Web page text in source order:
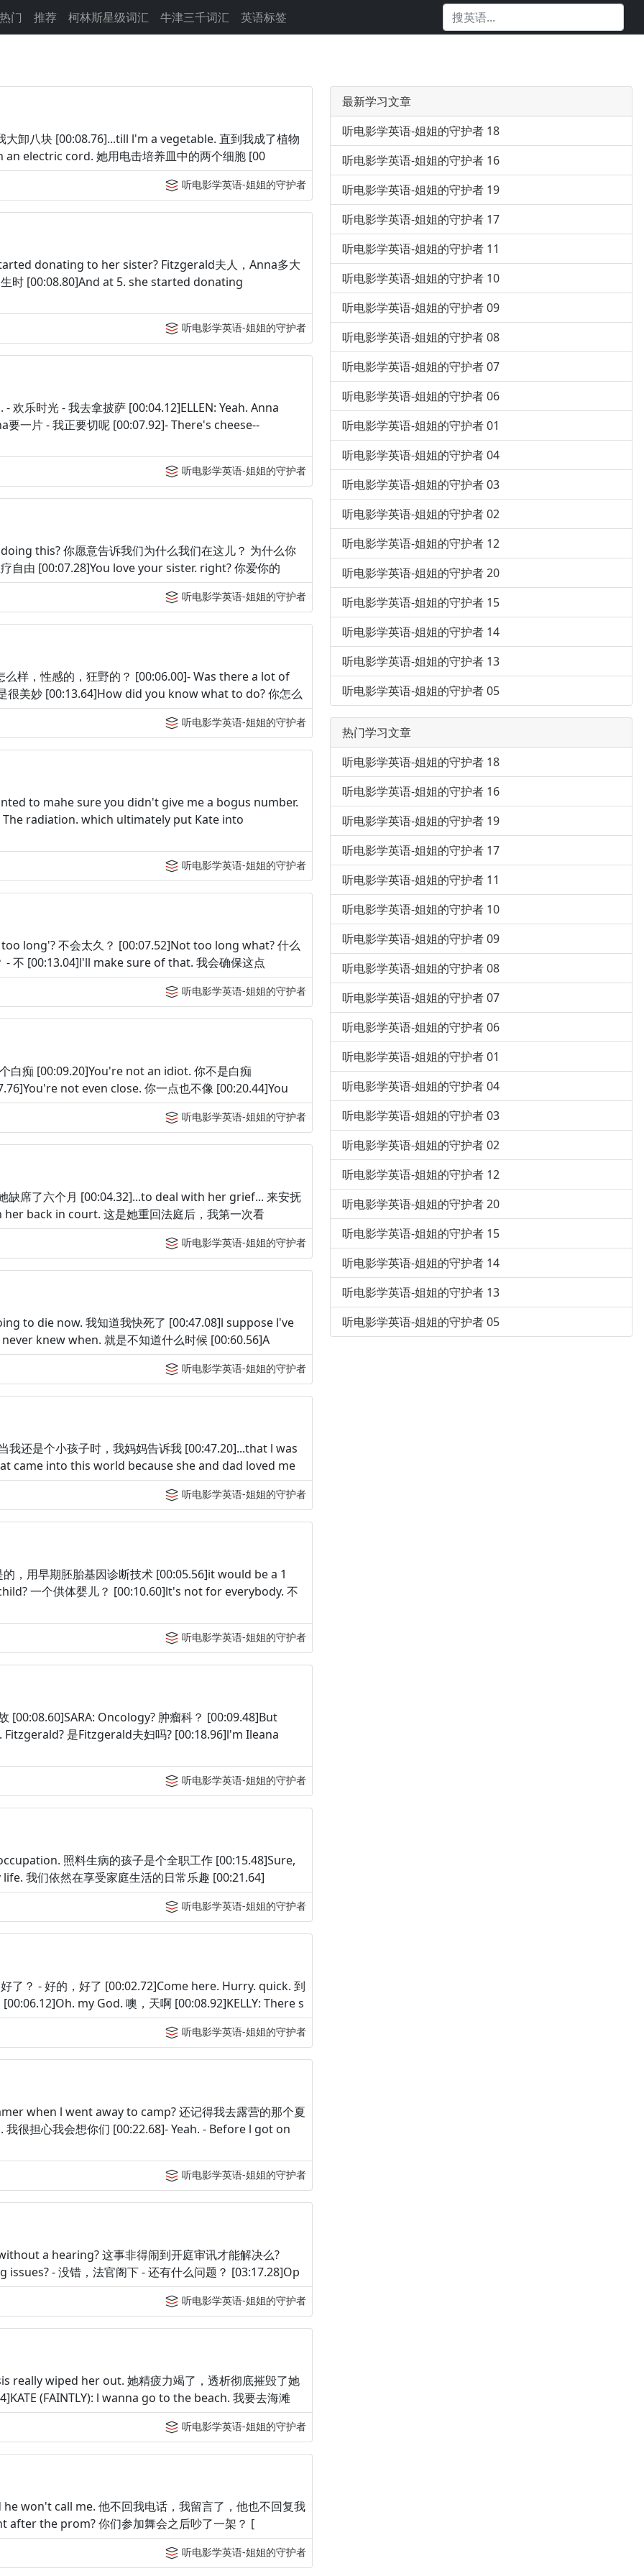
门 推荐 柯林斯星级词汇 牛津三千词汇 英语标签
卸八块 [00:08.76]...till l'm a vegetable. 直到我成了植物
electric cord. 她用电击培养皿中的两个细胞 [00
听电影学英语-姐姐的守护者
donating to her sister? Fitzgerald夫人，Anna多大
时 [00:08.80]And at 5. she started donating
听电影学英语-姐姐的守护者
乐时光 - 我去拿披萨 [00:04.12]ELLEN: Yeah. Anna
一片 - 我正要切呢 [00:07.92]- There's cheese--
听电影学英语-姐姐的守护者
this? 你愿意告诉我们为什么我们在这儿？ 为什么你
自由 [00:07.28]You love your sister. right? 你爱你的
听电影学英语-姐姐的守护者
样，性感的，狂野的？ [00:06.00]- Was there a lot of
很美妙 [00:13.64]How did you know what to do? 你怎么
听电影学英语-姐姐的守护者
to mahe sure you didn't give me a bogus number.
The radiation. which ultimately put Kate into
听电影学英语-姐姐的守护者
long'? 不会太久？ [00:07.52]Not too long what? 什么
- 不 [00:13.04]l'll make sure of that. 我会确保这点
听电影学英语-姐姐的守护者
白痴 [00:09.20]You're not an idiot. 你不是白痴
not even close. 你一点也不像 [00:20.44]You
听电影学英语-姐姐的守护者
席了六个月 [00:04.32]...to deal with her grief... 来安抚
back in court. 这是她重回法庭后，我第一次看
听电影学英语-姐姐的守护者
to die now. 我知道我快死了 [00:47.08]l suppose l've
knew when. 就是不知道什么时候 [00:60.56]A
听电影学英语-姐姐的守护者
还是个小孩子时，我妈妈告诉我 [00:47.20]...that l was
came into this world because she and dad loved me
听电影学英语-姐姐的守护者
，用早期胚胎基因诊断技术 [00:05.56]it would be a 1
一个供体婴儿？ [00:10.60]lt's not for everybody. 不
听电影学英语-姐姐的守护者
[00:08.60]SARA: Oncology? 肿瘤科？ [00:09.48]But
是Fitzgerald夫妇吗? [00:18.96]l'm Ileana
听电影学英语-姐姐的守护者
照料生病的孩子是个全职工作 [00:15.48]Sure,
我们依然在享受家庭生活的日常乐趣 [00:21.64]
听电影学英语-姐姐的守护者
了？ - 好的，好了 [00:02.72]Come here. Hurry. quick. 到
my God. 噢，天啊 [00:08.92]KELLY: There s
听电影学英语-姐姐的守护者
when l went away to camp? 还记得我去露营的那个夏
很担心我会想你们 [00:22.68]- Yeah. - Before l got on
听电影学英语-姐姐的守护者
a hearing? 这事非得闹到开庭审讯才能解决么?
- 没错，法官阁下 - 还有什么问题？ [03:17.28]Op
听电影学英语-姐姐的守护者
really wiped her out. 她精疲力竭了，透析彻底摧毁了她
(FAINTLY): l wanna go to the beach. 我要去海滩
听电影学英语-姐姐的守护者
won't call me. 他不回我电话，我留言了，他也不回复我
after the prom? 你们参加舞会之后吵了一架？ [
听电影学英语-姐姐的守护者
最新学习文章
听电影学英语-姐姐的守护者 18
听电影学英语-姐姐的守护者 16
听电影学英语-姐姐的守护者 19
听电影学英语-姐姐的守护者 17
听电影学英语-姐姐的守护者 11
听电影学英语-姐姐的守护者 10
听电影学英语-姐姐的守护者 09
听电影学英语-姐姐的守护者 08
听电影学英语-姐姐的守护者 07
听电影学英语-姐姐的守护者 06
听电影学英语-姐姐的守护者 01
听电影学英语-姐姐的守护者 04
听电影学英语-姐姐的守护者 03
听电影学英语-姐姐的守护者 02
听电影学英语-姐姐的守护者 12
听电影学英语-姐姐的守护者 20
听电影学英语-姐姐的守护者 15
听电影学英语-姐姐的守护者 14
听电影学英语-姐姐的守护者 13
听电影学英语-姐姐的守护者 05
热门学习文章
听电影学英语-姐姐的守护者 18
听电影学英语-姐姐的守护者 16
听电影学英语-姐姐的守护者 19
听电影学英语-姐姐的守护者 17
听电影学英语-姐姐的守护者 11
听电影学英语-姐姐的守护者 10
听电影学英语-姐姐的守护者 09
听电影学英语-姐姐的守护者 08
听电影学英语-姐姐的守护者 07
听电影学英语-姐姐的守护者 06
听电影学英语-姐姐的守护者 01
听电影学英语-姐姐的守护者 04
听电影学英语-姐姐的守护者 03
听电影学英语-姐姐的守护者 02
听电影学英语-姐姐的守护者 12
听电影学英语-姐姐的守护者 20
听电影学英语-姐姐的守护者 15
听电影学英语-姐姐的守护者 14
听电影学英语-姐姐的守护者 13
听电影学英语-姐姐的守护者 05